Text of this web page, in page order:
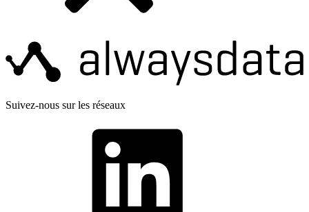
Suivez-nous sur les réseaux